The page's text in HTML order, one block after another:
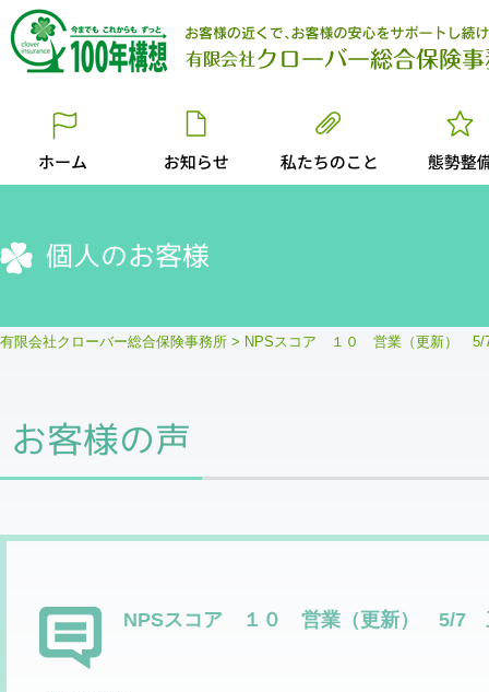
個人のお客様
有限会社クローバー総合保険事務所 > NPSスコア １０ 営業（更新）
お客様の声
NPSスコア １０ 営業（更新） 5/7